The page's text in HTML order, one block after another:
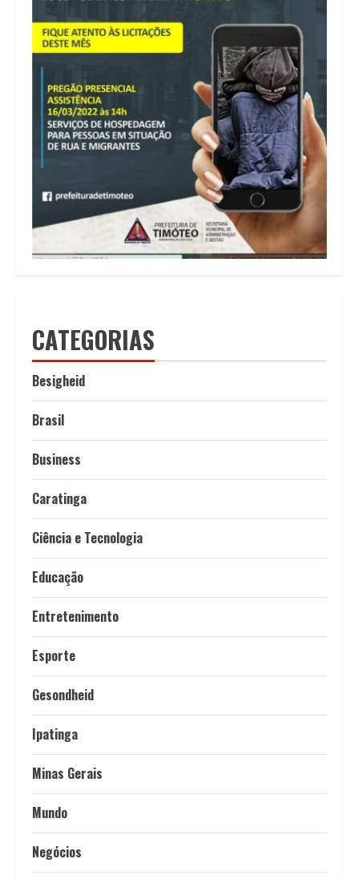
CATEGORIAS
Besigheid
Brasil
Business
Caratinga
Ciência e Tecnologia
Educação
Entretenimento
Esporte
Gesondheid
Ipatinga
Minas Gerais
Mundo
Negócios